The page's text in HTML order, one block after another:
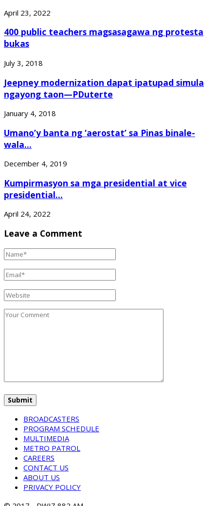
April 23, 2022
400 public teachers magsasagawa ng protesta
bukas
July 3, 2018
Jeepney modernization dapat ipatupad simula
ngayong taon—PDuterte
January 4, 2018
Umano’y banta ng ‘aerostat’ sa Pinas binale-
wala...
December 4, 2019
Kumpirmasyon sa mga presidential at vice
presidential...
April 24, 2022
Leave a Comment
BROADCASTERS
PROGRAM SCHEDULE
MULTIMEDIA
METRO PATROL
CAREERS
CONTACT US
ABOUT US
PRIVACY POLICY